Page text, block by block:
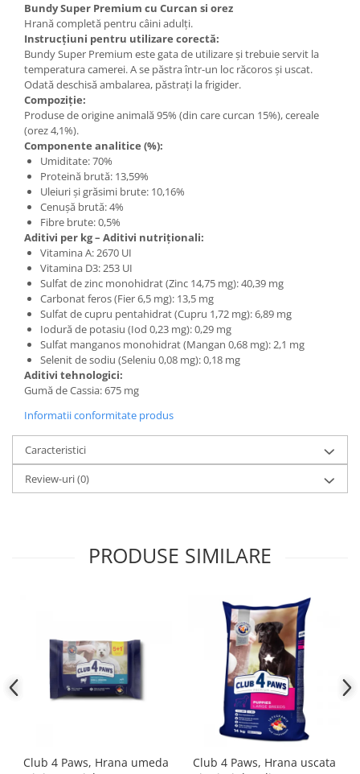
Bundy Super Premium cu Curcan si orez
Hrană completă pentru câini adulți.
Instrucțiuni pentru utilizare corectă:
Bundy Super Premium este gata de utilizare și trebuie servit la
temperatura camerei. A se păstra într-un loc răcoros și uscat.
Odată deschisă ambalarea, păstrați la frigider.
Compoziție:
Produse de origine animală 95% (din care curcan 15%), cereale
(orez 4,1%).
Componente analitice (%):
Umiditate: 70%
Proteină brută: 13,59%
Uleiuri și grăsimi brute: 10,16%
Cenușă brută: 4%
Fibre brute: 0,5%
Aditivi per kg – Aditivi nutriționali:
Vitamina A: 2670 UI
Vitamina D3: 253 UI
Sulfat de zinc monohidrat (Zinc 14,75 mg): 40,39 mg
Carbonat feros (Fier 6,5 mg): 13,5 mg
Sulfat de cupru pentahidrat (Cupru 1,72 mg): 6,89 mg
Iodură de potasiu (Iod 0,23 mg): 0,29 mg
Sulfat manganos monohidrat (Mangan 0,68 mg): 2,1 mg
Selenit de sodiu (Seleniu 0,08 mg): 0,18 mg
Aditivi tehnologici:
Gumă de Cassia: 675 mg
Informatii conformitate produs
Caracteristici
Review-uri(0)
PRODUSE SIMILARE
Club 4 Paws, Hrana umeda
Club 4 Paws, Hrana uscata